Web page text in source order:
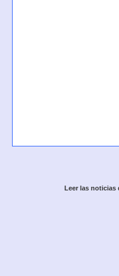
Leer las noticias